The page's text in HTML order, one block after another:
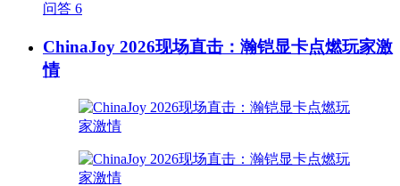
问答 6
ChinaJoy 2026现场直击：瀚铠显卡点燃玩家激
情